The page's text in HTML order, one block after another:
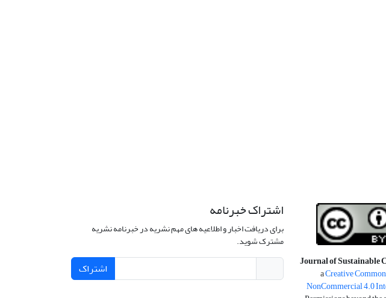
Journal of Sustainable
aCreative
NonCommercial 4.0
اشتراک خبرنامه
برای دریافت اخبار و اطلاعیه های مهم نشریه در خبرنامه نشریه
مشترک شوید.
اشتراک